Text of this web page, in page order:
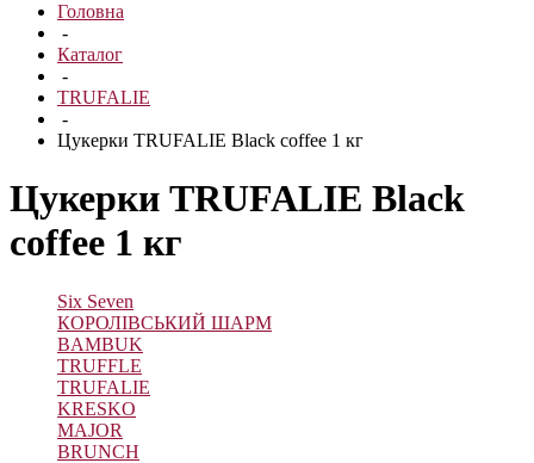
Головна
-
Каталог
-
TRUFALIE
-
Цукерки TRUFALIE Black coffee 1 кг
Цукерки TRUFALIE Black
coffee 1 кг
Six Seven
КОРОЛІВСЬКИЙ ШАРМ
BAMBUK
TRUFFLE
TRUFALIE
KRESKO
MAJOR
BRUNCH